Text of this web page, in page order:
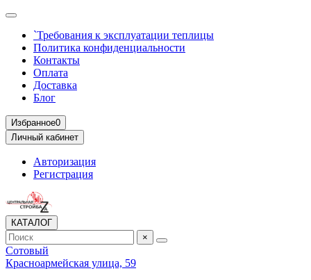
`Требования к эксплуатации теплицы
Политика конфиденциальности
Контакты
Оплата
Доставка
Блог
Избранное0
Личный кабинет
Авторизация
Регистрация
КАТАЛОГ
×
Сотовый
Красноармейская улица, 59